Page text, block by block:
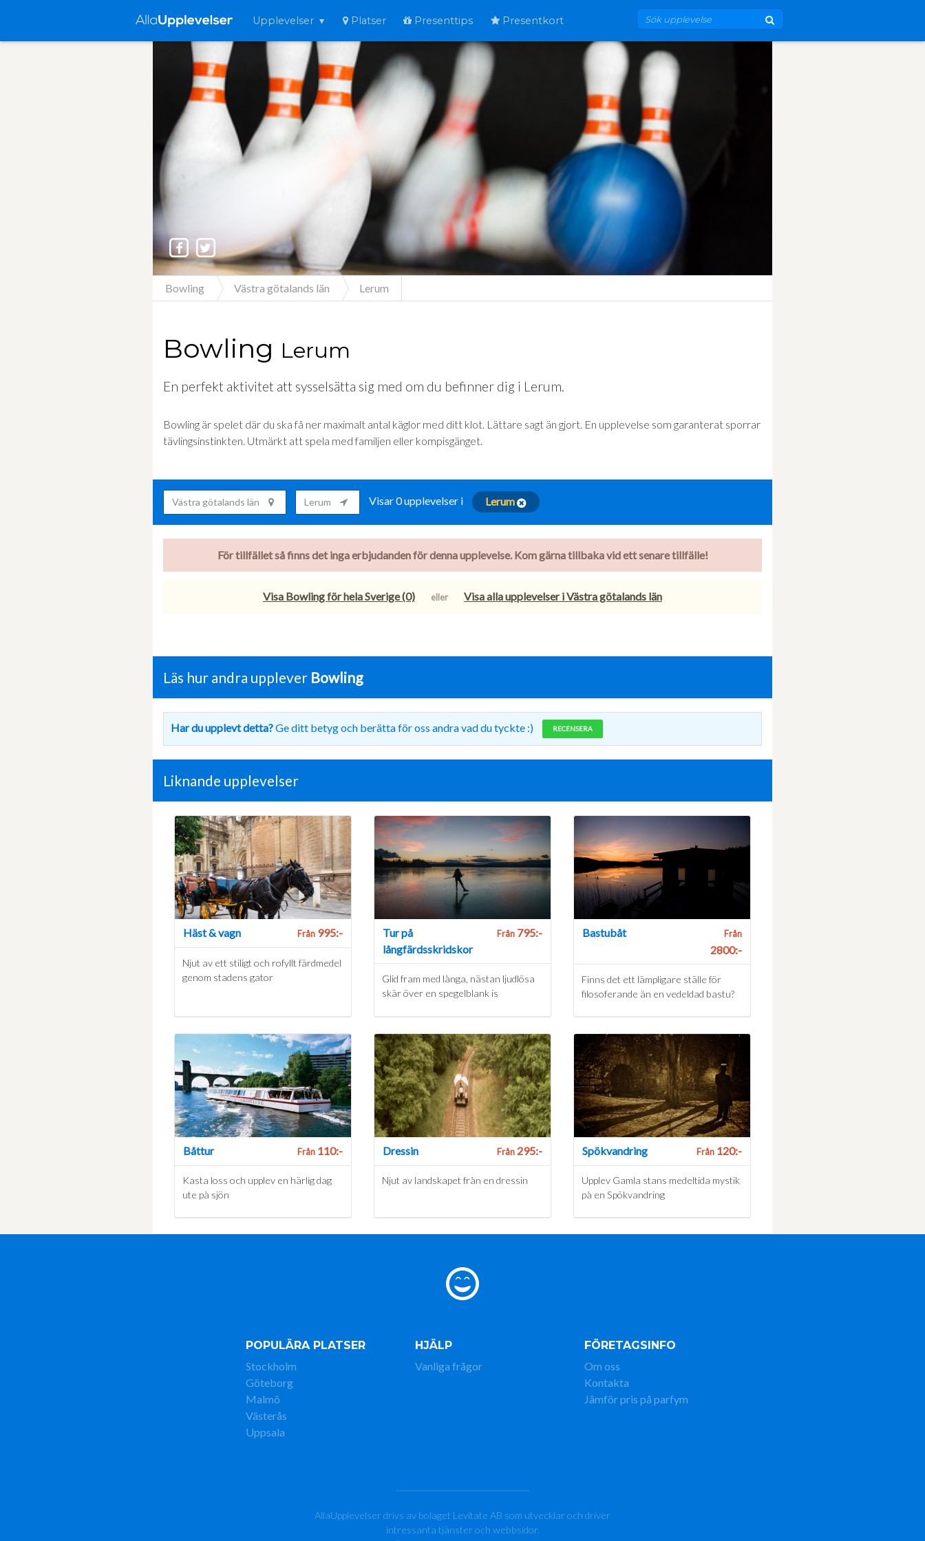
Upplevelser Platser Presenttips Presentkort
Bowling Västra götalands län Lerum
Bowling Lerum
En perfekt aktivitet att sysselsätta sig med om du befinner dig i Lerum.
Bowling är spelet där du ska få ner maximalt antal käglor med ditt klot. Lättare sagt än gjort. En upplevelse som garanterat sporrar
tävlingsinstinkten. Utmärkt att spela med familjen eller kompisgänget.
Västra götalands län Lerum Visar 0 upplevelser i Lerum
För tillfället så finns det inga erbjudanden för denna upplevelse. Kom gärna tillbaka vid ett senare tillfälle!
Visa Bowling för hela Sverige (0) eller Visa alla upplevelser i Västra götalands län
Läs hur andra upplever Bowling
Har du upplevt detta?Ge ditt betyg och berätta för oss andra vad du tyckte :) RECENSERA
Liknande upplevelser
Häst & vagn Från995:-
Njut av ett stiligt och rofyllt färdmedel
genom stadens gator
Tur på
långfärdsskridskor
Från795:-
Glid fram med långa, nästan ljudlösa
skär över en spegelblank is
Bastubåt Från
2800:-
Finns det ett lämpligare ställe för
filosoferande än en vedeldad bastu?
Båttur Från110:-
Kasta loss och upplev en härlig dag
ute på sjön
Dressin Från295:-
Njut av landskapet från en dressin
Spökvandring Från120:-
Upplev Gamla stans medeltida mystik
på en Spökvandring
POPULÄRA PLATSER
Stockholm
Göteborg
Malmö
Västerås
Uppsala
HJÄLP
Vanliga frågor
FÖRETAGSINFO
Om oss
Kontakta
Jämför pris på parfym
AllaUpplevelser drivs av bolaget Levitate AB som utvecklar och driver
intressanta tjänster och webbsidor.